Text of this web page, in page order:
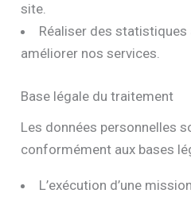
site.
Réaliser des
améliorer nos services.
Base légale du traitement
Les données personnelles
conformément aux bases
L’exécution d’une